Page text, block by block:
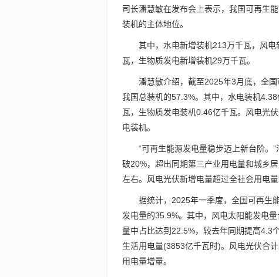
司长潘慧敏在发布会上表示，我国可再生
装机的主体地位。
其中，水电新增装机213万千瓦，风
瓦，生物质发电新增装机29万千瓦。
潘慧敏介绍，截至2025年3月底，全
我国总装机的57.3%。其中，水电装机
瓦，生物质发电装机0.46亿千瓦。风电光
电装机。
“可再生能源发电量稳步迈上新台阶。
破20%，超出同期第三产业用电量和城乡
左右。风电光伏新增电量超过全社会用电量
据统计，2025年一季度，全国可再生
发电量的35.9%。其中，风电太阳能发电
量中占比达到22.5%，较去年同期提高4.3
生活用电量(3853亿千瓦时)。风电光伏合
用电量增量。